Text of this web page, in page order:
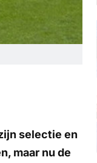
selectie en
maar nu de